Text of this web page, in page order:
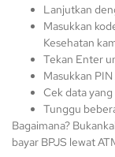
Lanjutkan
Masukkan
Kesehatan
Tekan Enter
Masukkan
Cek data
Tunggu
Bagaimana?
bayar BPJS lewat